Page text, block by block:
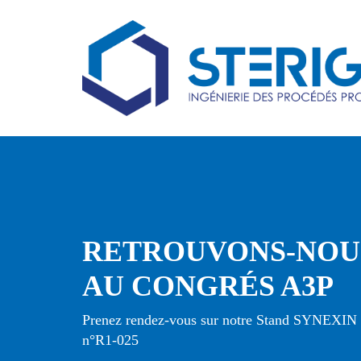
RETROUVONS-
AU CONGRÉS A3P
Prenez rendez-vous sur notre Stand SYNEXIN
n°R1-025